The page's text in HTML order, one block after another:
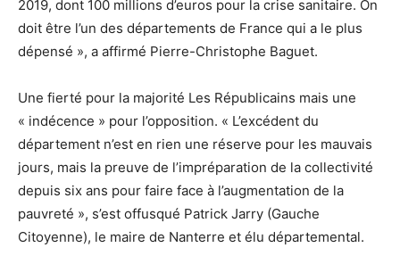
2019, dont 100 millions d’euros pour la crise sanitaire. On
doit être l’un des départements de France qui a le plus
dépensé », a affirmé Pierre-Christophe Baguet.
Une fierté pour la majorité Les Républicains mais une
« indécence » pour l’opposition. « L’excédent du
département n’est en rien une réserve pour les mauvais
jours, mais la preuve de l’impréparation de la collectivité
depuis six ans pour faire face à l’augmentation de la
pauvreté », s’est offusqué Patrick Jarry (Gauche
Citoyenne), le maire de Nanterre et élu départemental.